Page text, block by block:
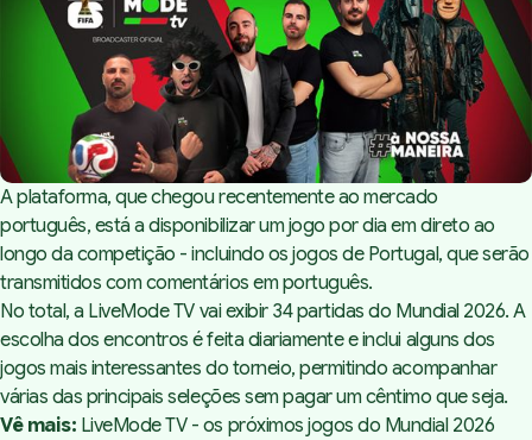
A plataforma, que chegou recentemente ao mercado
português, está a disponibilizar um jogo por dia em direto ao
longo da competição - incluindo os jogos de Portugal, que serão
transmitidos com comentários em português.
No total, a LiveMode TVvai exibir 34 partidas do Mundial 2026. A
escolha dos encontros é feita diariamente e inclui alguns dos
jogos mais interessantes do torneio, permitindo acompanhar
várias das principais seleções sem pagar um cêntimo que seja.
Vê mais: LiveMode TV - os próximos jogos do Mundial 2026